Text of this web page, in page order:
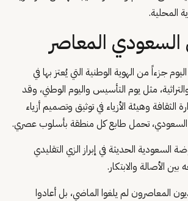
المحلية.
السعودي المعاصر
جزءاً من الهوية الوطنية التي يُعتز بها في
مثل يوم التأسيس واليوم الوطني، وقد
وهيئة الأزياء في توثيق وتصميم أزياء
السعودي، تحمل طابع كل منطقة بأسلوب عصري.
السعودية الحديثة في إبراز الزي التقليدي
الأصالة والابتكار.
المعاصرون لم يلغوا الماضي، بل أعادوا